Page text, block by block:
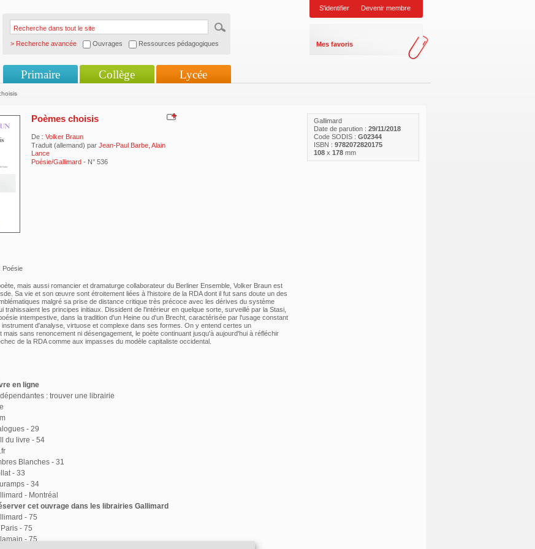
> Recherche avancée Ouvrages Ressources pédagogiques
S'identifier Devenir membre
Mes favoris
Primaire Collège Lycée
Gallimard
Date de parution : 29/11/2018
Code SODIS : G02344
ISBN : 9782072820175
108x 178mm
Poèmes choisis
De : Volker Braun
Traduit (allemand) par Jean-Paul Barbe, Alain
Lance
Poésie/Gallimard - N° 536
Poésie
mais aussi romancier et dramaturge collaborateur du Berliner Ensemble, Volker Braun est
Sa vie et son œuvre sont étroitement liées à l'histoire de la RDA dont il fut sans doute un des
malgré sa prise de distance critique très précoce avec les dérives du système
trahissaient les principes initiaux. Dissident de l'intérieur en quelque sorte, surveillé par la Stasi,
intempestive, dans la tradition d'un Heine ou d'un Brecht, caractérisée par l'usage constant
instrument d'analyse, virtuose et complexe dans ses formes. On y entend certes un
mais sans renoncement ni désengagement, le poète continuant jusqu'à aujourd'hui à réfléchir
de la RDA comme aux impasses du modèle capitaliste occidental.
en ligne
: trouver une librairie
- 29
du livre - 54
Blanches - 31
- 33
- 34
- Montréal
cet ouvrage dans les librairies Gallimard
- 75
- 75
- 75